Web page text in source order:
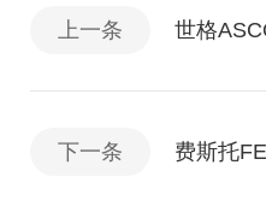
上一条 世格
下一条 费斯托